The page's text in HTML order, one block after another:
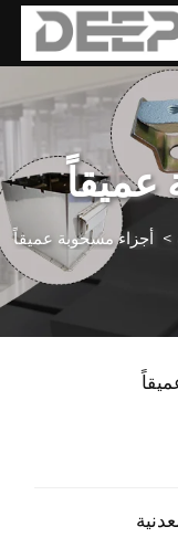
عميقاً
> أجزاء مسحوبة عميقاً